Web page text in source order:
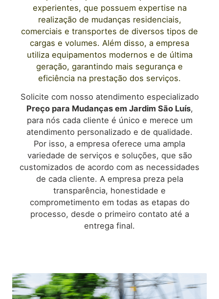
experientes, que possuem expertise na
realização de mudanças residenciais,
comerciais e transportes de diversos tipos de
cargas e volumes. Além disso, a empresa
utiliza equipamentos modernos e de última
geração, garantindo mais segurança e
eficiência na prestação dos serviços.
Solicite com nosso atendimento especializado
Preço para Mudanças em Jardim São Luís,
para nós cada cliente é único e merece um
atendimento personalizado e de qualidade.
Por isso, a empresa oferece uma ampla
variedade de serviços e soluções, que são
customizados de acordo com as necessidades
de cada cliente. A empresa preza pela
transparência, honestidade e
comprometimento em todas as etapas do
processo, desde o primeiro contato até a
entrega final.